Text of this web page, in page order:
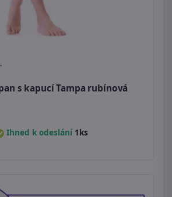
s kapucí Tampa rubínová
Ihned k odeslání 1ks